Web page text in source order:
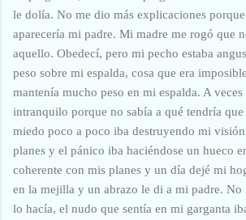
le dolía. No me dio más explicaciones
aparecería mi padre. Mi madre me rogó que
aquello. Obedecí, pero mi pecho estaba
peso sobre mi espalda, cosa que era
mantenía mucho peso en mi espalda. A veces
intranquilo porque no sabía a qué tendría
miedo poco a poco iba destruyendo mi
planes y el pánico iba haciéndose un hueco
coherente con mis planes y un día dejé mi
en la mejilla y un abrazo le di a mi padre. No
lo hacía, el nudo que sentía en mi garganta